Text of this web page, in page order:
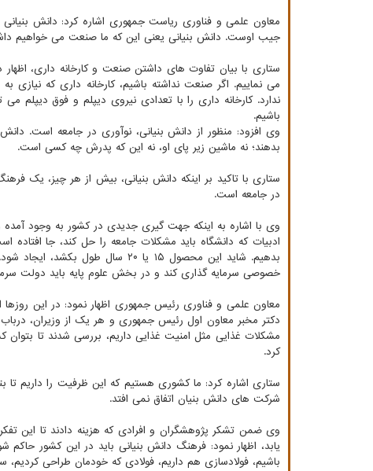
معاون علمی و فناوری ریاست جمهوری اشاره کرد: دانش بنیانی
جیب اوست. دانش بنیانی یعنی این که ما صنعت می خواهیم داشته
ستاری با بیان تفاوت های داشتن صنعت و کارخانه داری،
می نماییم. اگر صنعت نداشته باشیم، کارخانه داری که نیازی
ندارد. کارخانه داری را با تعدادی نیروی دیپلم و فوق دیپلم
باشیم.
وی افزود: منظور از دانش بنیانی، نوآوری در جامعه است.
بدهند؛ نه ماشین زیر پای او، نه این که پدرش چه کسی است.
ستاری با تاکید بر اینکه دانش بنیانی، بیش از هر چیز، یک
در جامعه است.
وی با اشاره به اینکه جهت گیری جدیدی در کشور به وجود
ادبیات که دانشگاه باید مشکلات جامعه را حل کند، جا
بدهیم. شاید این محصول ۱۵ یا ۲۰
خصوصی سرمایه گذاری کند و در بخش علوم پایه باید دولت
معاون علمی و فناوری رئیس جمهوری اظهار نمود: در این روزها
دکتر مخبر معاون اول رئیس جمهوری و هر یک از وزیران،
مشکلات غذایی مثل امنیت غذایی داریم، بررسی شدند تا بتوان
کرد.
ستاری اشاره کرد: ما کشوری هستیم که این ظرفیت را داریم تا
شرکت های دانش بنیان اتفاق نمی افتد.
وی ضمن تشکر پژوهشگران و افرادی که هزینه دادند تا این
یابد، اظهار نمود: فرهنگ دانش بنیانی باید در این کشور
باشیم، فولادسازی هم داریم، فولادی که خودمان طراحی